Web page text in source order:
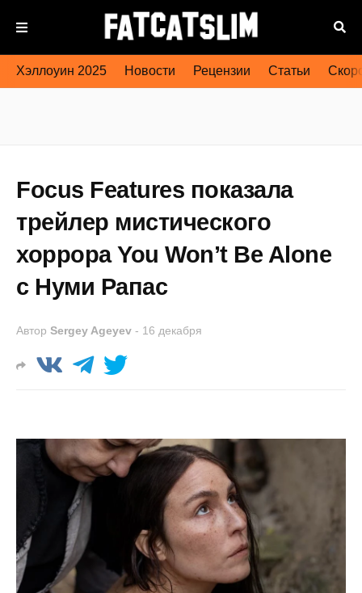
Хэллоуин 2025 Новости Рецензии Статьи
Focus Features показала
трейлер мистического
хоррора You Won’t Be Alone
с Нуми Рапас
Автор Sergey Ageyev - 16 декабря